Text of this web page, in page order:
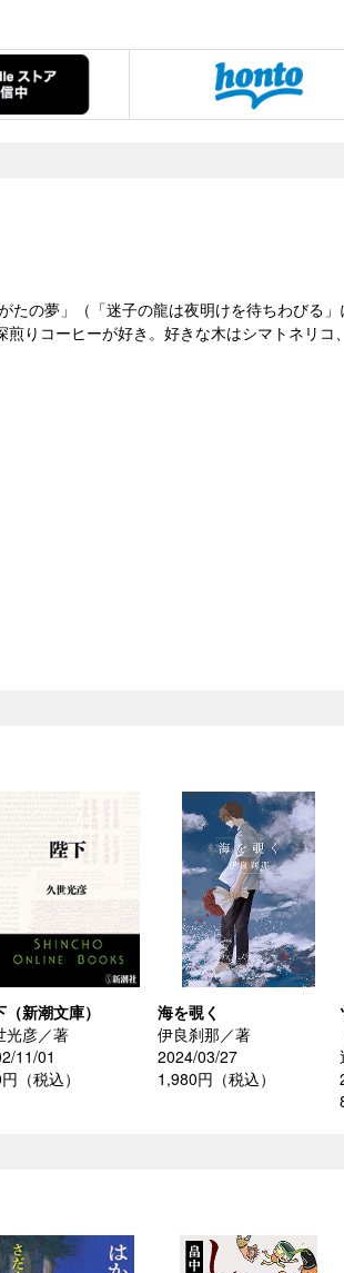
たの夢」（「迷子の龍は夜明けを待ちわびる
りコーヒーが好き。好きな木はシマトネリコ
（新潮文庫）
光彦／著
11/01
（税込）
海を覗く
伊良刹那／著
2024/03/27
1,980円（税込）